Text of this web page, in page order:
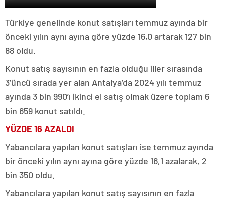
Türkiye genelinde konut satışları temmuz ayında bir
önceki yılın aynı ayına göre yüzde 16,0 artarak 127 bin
88 oldu.
Konut satış sayısının en fazla olduğu iller sırasında
3’üncü sırada yer alan Antalya’da 2024 yılı temmuz
ayında 3 bin 990’ı ikinci el satış olmak üzere toplam 6
bin 659 konut satıldı.
YÜZDE 16 AZALDI
Yabancılara yapılan konut satışları ise temmuz ayında
bir önceki yılın aynı ayına göre yüzde 16,1 azalarak, 2
bin 350 oldu.
Yabancılara yapılan konut satış sayısının en fazla